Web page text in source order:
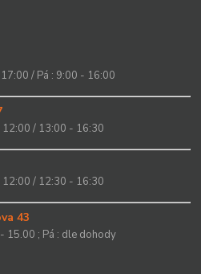
/ Pá : 9:00 - 16:00
12:00 / 13:00 - 16:30
12:00 / 12:30 - 16:30
43
15.00 ; Pá : dle dohody